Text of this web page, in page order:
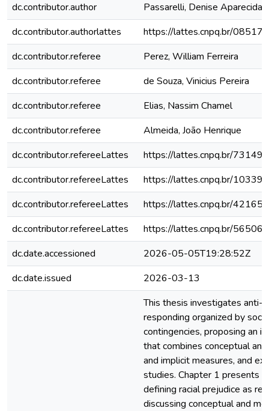
dc.contributor.author
Passarelli, Denise Aparecida
dc.contributor.authorlattes
https://lattes.cnpq.br/
dc.contributor.referee
Perez, William Ferreira
dc.contributor.referee
de Souza, Vinicius Pereira
dc.contributor.referee
Elias, Nassim Chamel
dc.contributor.referee
Almeida, João Henrique
dc.contributor.refereeLattes
https://lattes.cnpq.br/
dc.contributor.refereeLattes
https://lattes.cnpq.br/
dc.contributor.refereeLattes
https://lattes.cnpq.br/
dc.contributor.refereeLattes
https://lattes.cnpq.br/
dc.date.accessioned
2026-05-05T19:28:52Z
dc.date.issued
2026-03-13
This thesis investigates anti-
responding organized by
contingencies, proposing an
that combines conceptual
and implicit measures, and
studies. Chapter 1 presents
defining racial prejudice as
discussing conceptual and